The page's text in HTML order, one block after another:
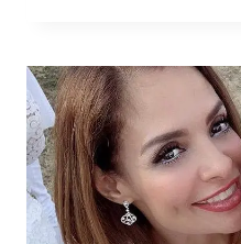
ALMA
CERO
Y
ROCCO
GÓMEZ